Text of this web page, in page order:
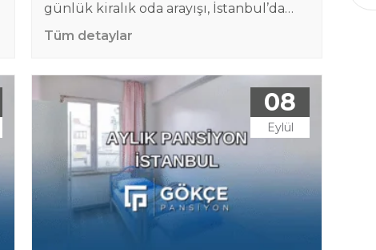
günlük kiralık oda arayışı, İstanbul’da
kısa süreli konaklama yapmak isteyen
birçok kişi için önemli bir ihtiyaçtır.
kurumları ve turistik bölgeleri, her gün
binlerce kişiyi bu şehre çeker. Ancak
otellerin yüksek maliyetleri ve ev
kiralamanın zahmetli süreci, daha pratik
çözümleri gündeme getirir. Bu noktada
günlük kiralık…
Tüm detaylar
08
Eylül